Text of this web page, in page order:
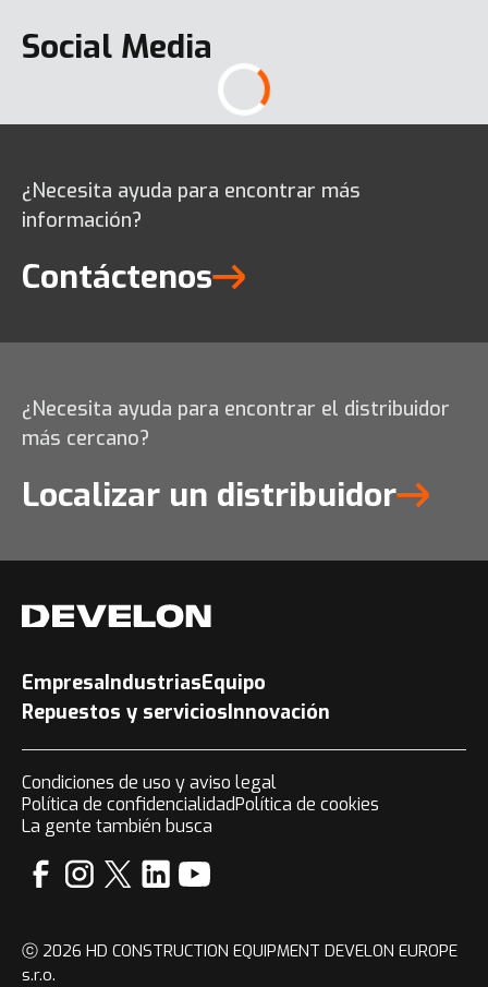
Social Media
¿Necesita ayuda para encontrar más
información?
Contáctenos
¿Necesita ayuda para encontrar el distribuidor
más cercano?
Localizar un distribuidor
EmpresaIndustriasEquipo
Repuestos y serviciosInnovación
Condiciones de uso y aviso legal
Política de confidencialidadPolítica de cookies
La gente también busca
ⓒ 2026 HD CONSTRUCTION EQUIPMENT DEVELON EUROPE
s.r.o.